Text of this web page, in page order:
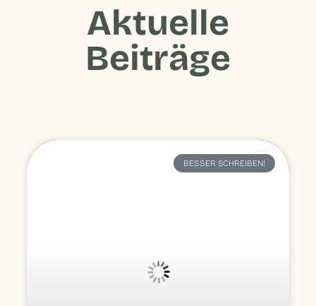
Aktuelle
Beiträge
BESSER SCHREIBEN!